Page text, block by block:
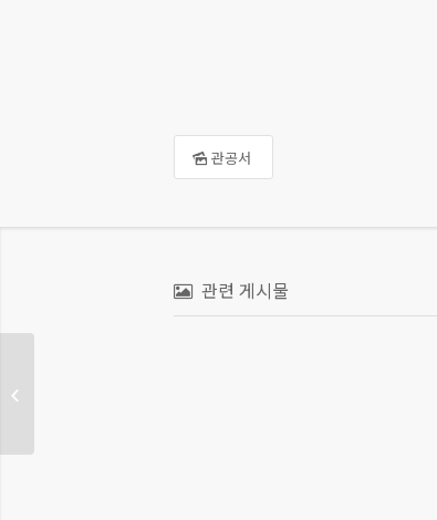
관공서
관련 게시물